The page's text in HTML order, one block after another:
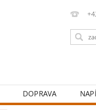
DOPRAVA